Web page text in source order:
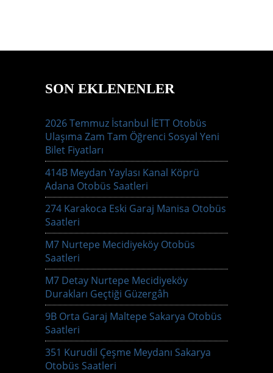
SON EKLENENLER
2026 Temmuz İstanbul İETT Otobüs
Ulaşıma Zam Tam Öğrenci Sosyal Yeni
Bilet Fiyatları
414B Meydan Yaylası Kanal Köprü
Adana Otobüs Saatleri
274 Karakoca Eski Garaj Manisa Otobüs
Saatleri
M7 Nurtepe Mecidiyeköy Otobüs
Saatleri
M7 Detay Nurtepe Mecidiyeköy
Durakları Geçtiği Güzergâh
9B Orta Garaj Maltepe Sakarya Otobüs
Saatleri
351 Kurudil Çeşme Meydanı Sakarya
Otobüs Saatleri